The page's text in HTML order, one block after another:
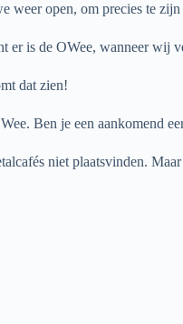
open, om precies te zijn
er is de OWee, wanneer wij
dat zien!
Ben je een aankomend
niet plaatsvinden.